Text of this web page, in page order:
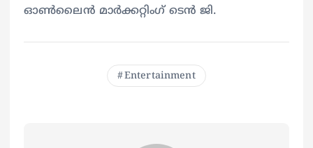
ഓൺലൈൻ മാർക്കറ്റിംഗ് ടെൻ ജി.
Entertainment